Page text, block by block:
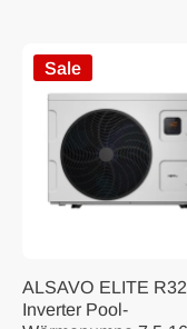
Sale
ALSAVO ELITE
Inverter Pool-